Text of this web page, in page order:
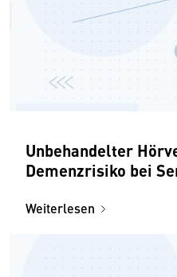
Unbehandelter
Demenzrisiko bei
Weiterlesen